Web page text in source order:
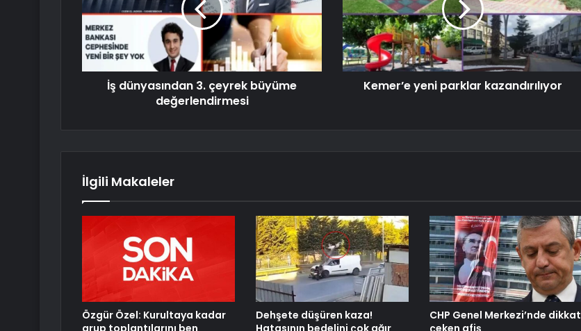
İş dünyasından 3. çeyrek büyüme
değerlendirmesi
Kemer’e yeni parklar kazandırılıyor
İlgili Makaleler
Özgür Özel: Kurultaya kadar
Dehşete düşüren kaza!
CHP Genel Merkezi’nde dikkat